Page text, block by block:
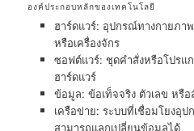
องค์ประกอบหลักของเทคโนโลยี
ฮาร์ดแวร์: อุปกรณ์ทางกายภา
หรือเครื่องจักร
ซอฟต์แวร์: ชุดคำสั่งหรือโปรแ
ฮาร์ดแวร์
ข้อมูล: ข้อเท็จจริง ตัวเลข ห
เครือข่าย: ระบบที่เชื่อมโยงอุ
สามารถแลกเปลี่ยนข้อมูลได้